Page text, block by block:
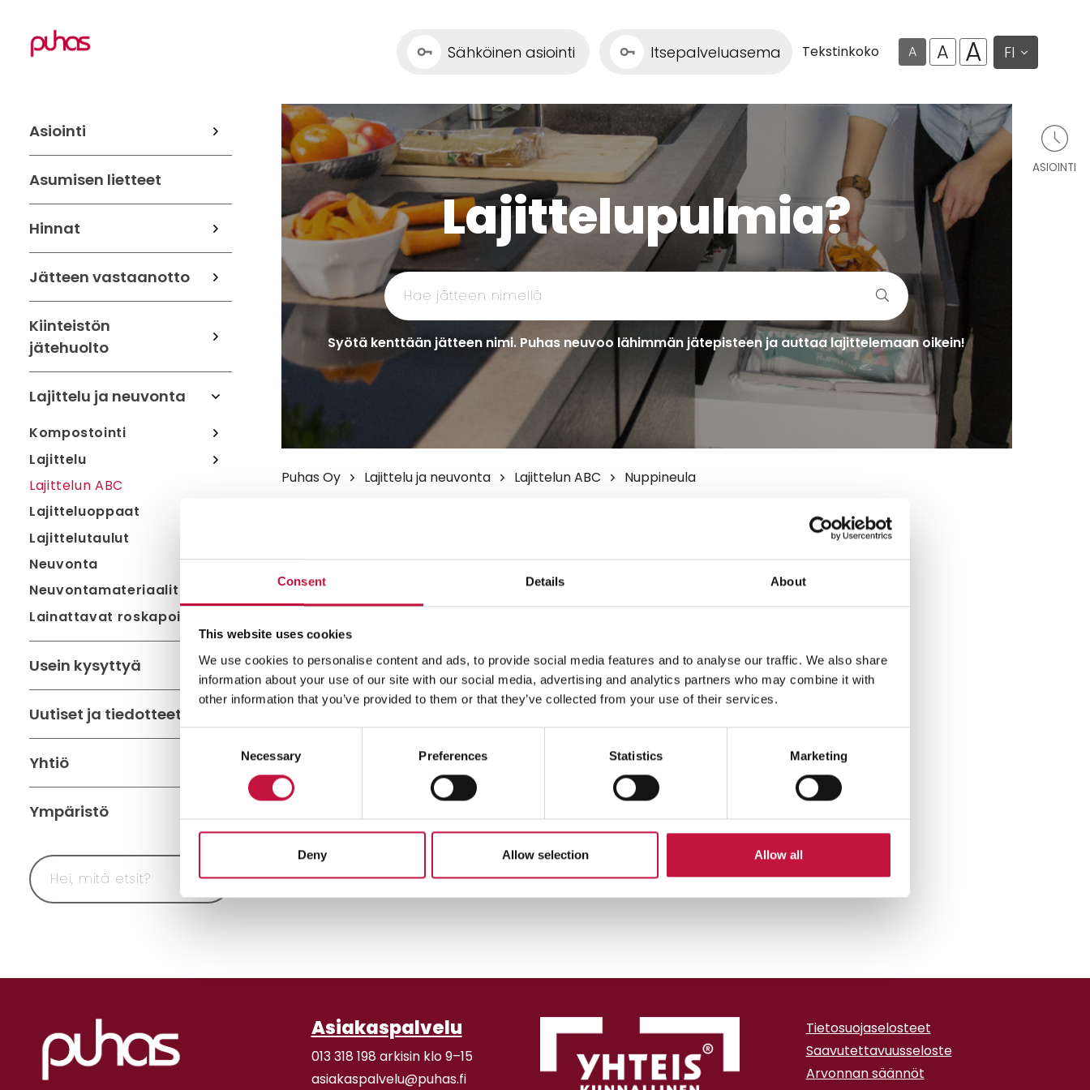
Consent Details About
This website uses cookies
We use cookies to personalise content and ads, to provide social media features and to analyse our traffic. We also share
information about your use of our site with our social media, advertising and analytics partners who may combine it with
other information that you’ve provided to them or that they’ve collected from your use of their services.
Consent
Necessary Preferences Statistics Marketing
Deny Allow selection Allow all
Sähköinen asiointi Itsepalveluasema Tekstinkoko A A A FI
Asiointi
Asumisen lietteet
Hinnat
Jätteen vastaanotto
Kiinteistön
jätehuolto
Lajittelu ja neuvonta
Kompostointi
Lajittelu
Lajittelun ABC
Lajitteluoppaat
Lajittelutaulut
Neuvonta
Neuvontamateriaalit
Lainattavat roskapoimurit
Usein kysyttyä
Uutiset ja tiedotteet
Yhtiö
Ympäristö
Lajittelupulmia?
Syötä kenttään jätteen nimi. Puhas neuvoo lähimmän jätepisteen ja auttaa lajittelemaan oikein!
ASIOINTI
Puhas Oy Lajittelu ja neuvonta Lajittelun ABC Nuppineula
Lajittele nuppineulat ja ompeluneulat
metalliin.
Hae lähin
sijainti
Sallievästeetnähdäksesi kartan.
Asiakaspalvelu
013 318 198 arkisin klo 9–15
asiakaspalvelu@puhas.fi
Tietosuojaselosteet
Saavutettavuusseloste
Arvonnan säännöt